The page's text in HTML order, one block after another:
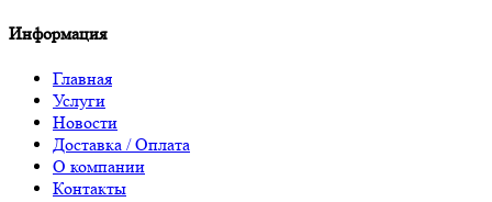
Информация
Главная
Услуги
Новости
Доставка / Оплата
О компании
Контакты